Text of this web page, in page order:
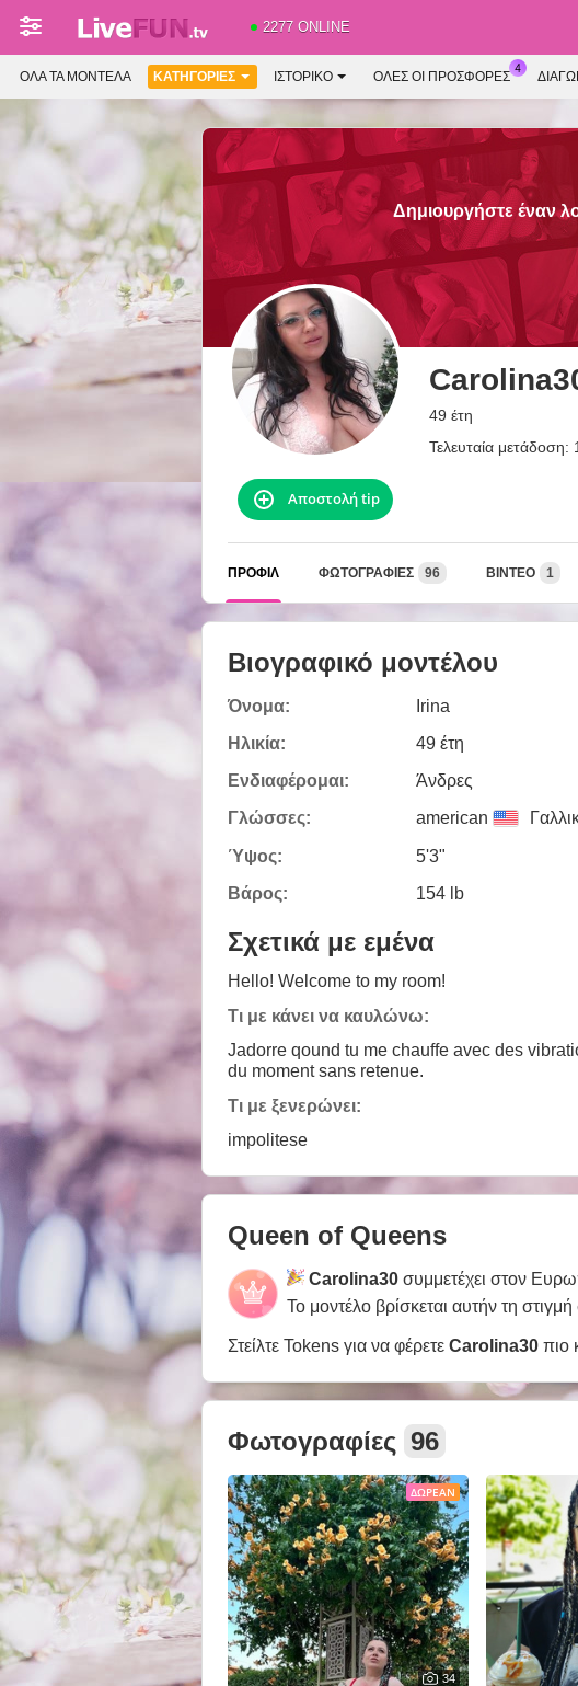
2277 ONLINE
ΌΛΑ ΤΑ ΜΟΝΤΈΛΑ ΚΑΤΗΓΟΡΊΕΣ ΙΣΤΟΡΙΚΌ ΟΛΕΣ ΟΙ ΠΡΟΣΦΟΡΕΣ
Δημιουργήστε έναν
49 έτη
Τελευταία
Αποστολή tip
ΠΡΟΦΊΛ ΦΩΤΟΓΡΑΦΊΕΣ 96 ΒΊΝΤΕΟ 1
Βιογραφικό μοντέλου
Όνομα:
Irina
Ηλικία:
49 έτη
Ενδιαφέρομαι:
Άνδρες
Γλώσσες:
american
Ύψος:
5'3"
Βάρος:
154 lb
Σχετικά με εμένα
Hello! Welcome to my room!
Τι με κάνει να καυλώνω:
Jadorre qound tu me chauffe avec des vibrations, te voir en cam pour plus de plaisir, se laisser aller à nos fantasmes et nos envies
du moment sans retenue.
Τι με ξενερώνει:
impolitese
Queen of Queens
Carolina30 συμμετέχει στον
Το μοντέλο βρίσκεται αυτήν τη στιγμή
Στείλτε Tokens για να φέρετε Carolina30 πιο
Φωτογραφίες 96
ΔΩΡΕΆΝ
34